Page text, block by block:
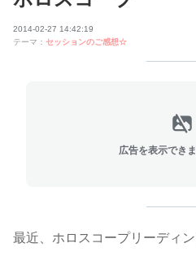
2014-02-27 14:42:19
テーマ： セッションのご感想☆
広告を表示でき
最近、ホロスコープリーディ